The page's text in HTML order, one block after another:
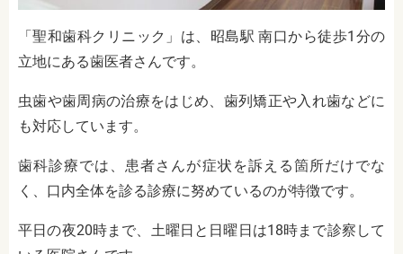
「聖和歯科クリニック」は、昭島駅 南口から徒歩1分の
立地にある歯医者さんです。
虫歯や歯周病の治療をはじめ、歯列矯正や入れ歯などに
も対応しています。
歯科診療では、患者さんが症状を訴える箇所だけでな
く、口内全体を診る診療に努めているのが特徴です。
平日の夜20時まで、土曜日と日曜日は18時まで診察して